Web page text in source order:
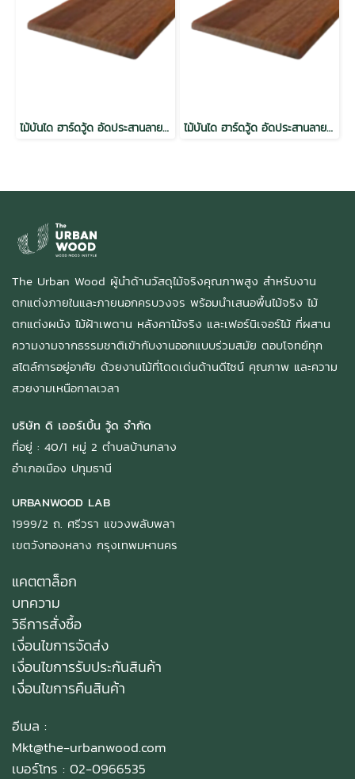
ไม้บันได ฮาร์ดวู้ด อัดประสานลายเส้นตรง อบ กันปลวก H3.2 สีวอลนัท ไม้บันได ฮาร์ดวู้ด อัดประสานลายเส้นตรง อบ กันปลวก H3.2 สีไม้แดง
The Urban Wood ผู้นำด้านวัสดุไม้จริงคุณภาพสูง สำหรับงาน
ตกแต่งภายในและภายนอกครบวงจร พร้อมนำเสนอพื้นไม้จริง ไม้
ตกแต่งผนัง ไม้ฝ้าเพดาน หลังคาไม้จริง และเฟอร์นิเจอร์ไม้ ที่ผสาน
ความงามจากธรรมชาติเข้ากับงานออกแบบร่วมสมัย ตอบโจทย์ทุก
สไตล์การอยู่อาศัย ด้วยงานไม้ที่โดดเด่นด้านดีไซน์ คุณภาพ และความ
สวยงามเหนือกาลเวลา
บริษัท ดิ เออร์เบิ้น วู้ด จำกัด
ที่อยู่ : 40/1 หมู่ 2 ตำบลบ้านกลาง
อำเภอเมือง ปทุมธานี
URBANWOOD LAB
1999/2 ถ. ศรีวรา แขวงพลับพลา
เขตวังทองหลาง กรุงเทพมหานคร
แคตตาล็อก
บทความ
วิธีการสั่งซื้อ
เงื่อนไขการจัดส่ง
เงื่อนไขการรับประกันสินค้า
เงื่อนไขการคืนสินค้า
อีเมล :
Mkt@the-urbanwood.com
เบอร์โทร : 02-0966535